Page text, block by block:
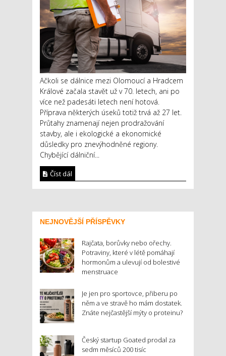
Ačkoli se dálnice mezi Olomoucí a Hradcem
Králové začala stavět už v 70. letech, ani po
více než padesáti letech není hotová.
Příprava některých úseků totiž trvá až 27 let.
Průtahy znamenají nejen prodražování
stavby, ale i ekologické a ekonomické
důsledky pro znevýhodněné regiony.
Chybějící dálniční...
Číst dál
NEJNOVĚJŠÍ PŘÍSPĚVKY
Rajčata, borůvky nebo ořechy.
Potraviny, které v létě pomáhají
hormonům a ulevují od bolestivé
menstruace
Je jen pro sportovce, přiberu po
něm a ve stravě ho mám dostatek.
Znáte nejčastější mýty o proteinu?
Český startup Goated prodal za
sedm měsíců 200 tisíc